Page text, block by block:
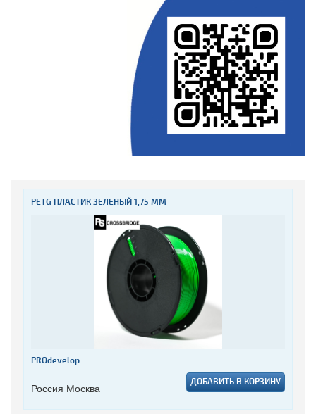
PETG ПЛАСТИК ЗЕЛЕНЫЙ 1,75 ММ
PROdevelop
Россия Москва ДОБАВИТЬ В КОРЗИНУ